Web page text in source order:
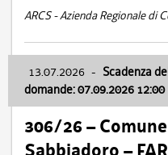
ARCS - Azienda Regionale di
13.07.2026 - Scadenza
domande: 07.09.2026 12:00
306/26 –